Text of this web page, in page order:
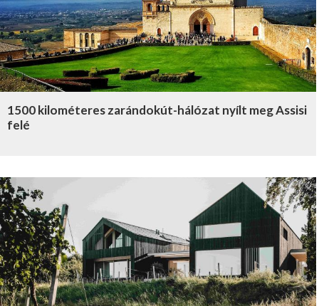
1500 kilométeres zarándokút-hálózat nyílt meg Assisi
felé